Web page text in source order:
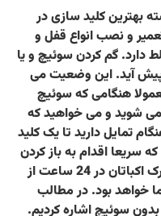
بهترین کلید سازی در
و نصب انواع قفل و
دارد. گم کردن سوئیچ و یا
آید. این وضعیت می
هنگامی که سوئیچ
می شوید و می خواهید که
تمایل دارید تا یک کلید
سریعا اقدام به باز کردن
درب خودرو کند. کلیدسازی سیار شهرک اکباتان در 24 ساعت از
خواهد بود. در مطالب
سوئیچ اشاره کردیم.